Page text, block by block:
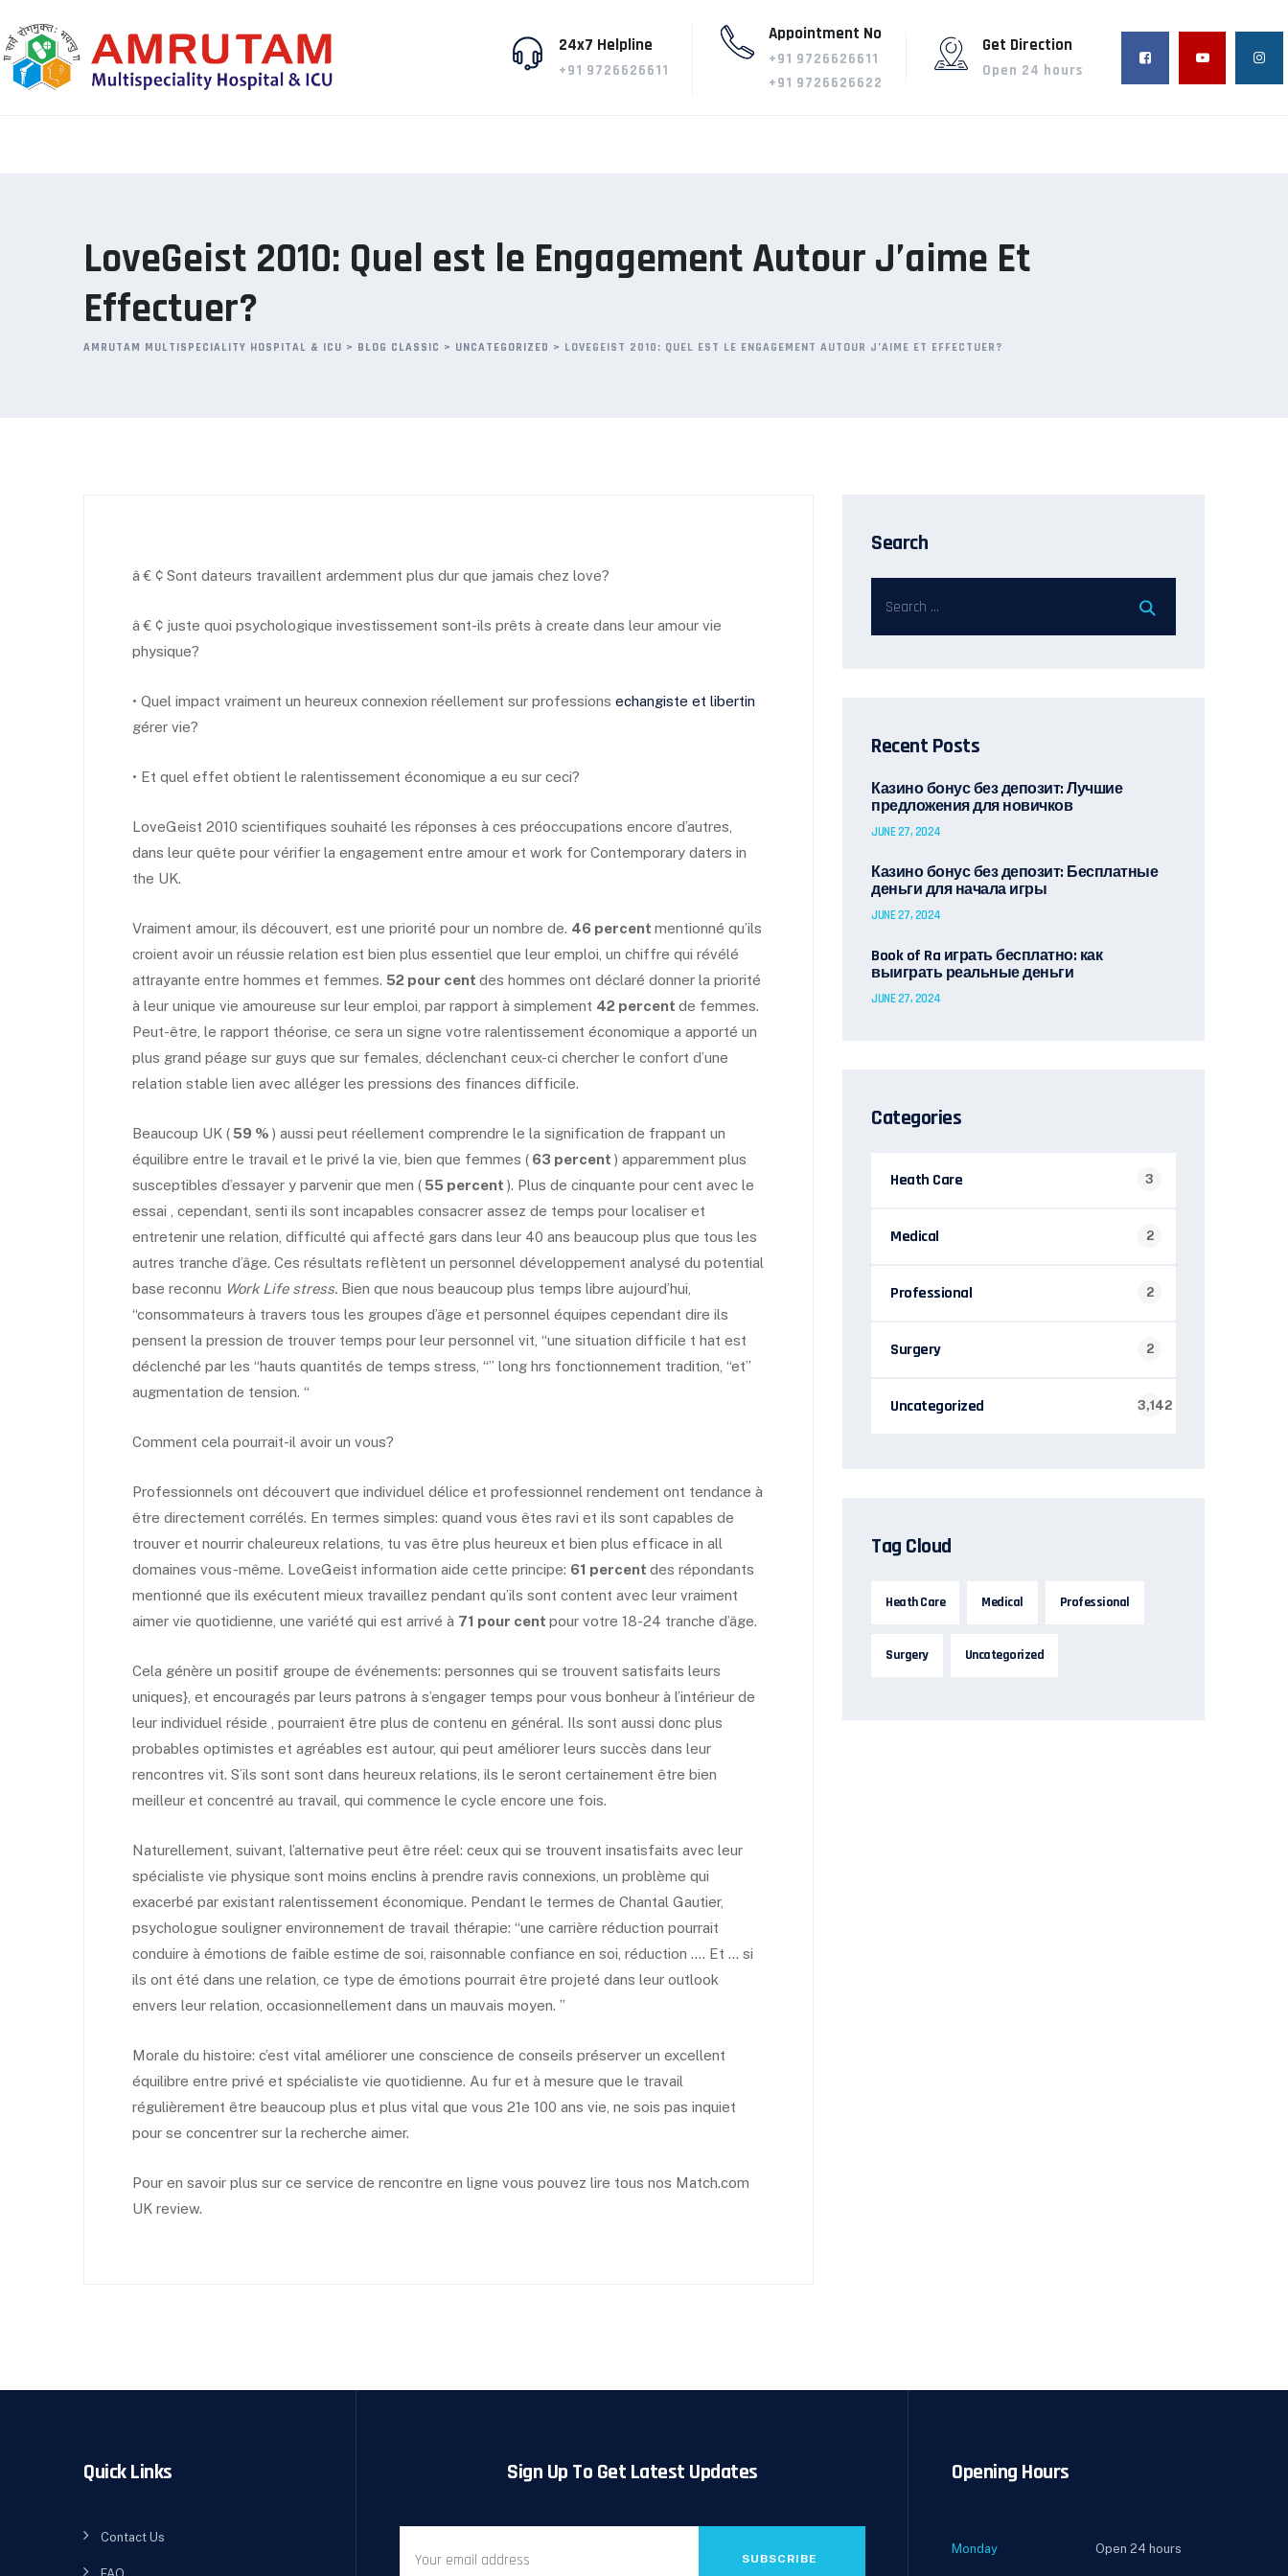
to
content
24x7 Helpline
+91 9726626611
Appointment No
+91 9726626611
+91 9726626622
Get Direction
Open 24 hours
LoveGeist 2010: Quel est le Engagement Autour J’aime Et
Effectuer?
AMRUTAM MULTISPECIALITY HOSPITAL & ICU > BLOG CLASSIC > UNCATEGORIZED > LOVEGEIST 2010: QUEL EST LE ENGAGEMENT AUTOUR J’AIME ET EFFECTUER?
â € ¢ Sont dateurs travaillent ardemment plus dur que jamais chez love?
â € ¢ juste quoi psychologique investissement sont-ils prêts à create dans leur amour vie
physique?
• Quel impact vraiment un heureux connexion réellement sur professions echangiste et libertin
gérer vie?
• Et quel effet obtient le ralentissement économique a eu sur ceci?
LoveGeist 2010 scientifiques souhaité les réponses à ces préoccupations encore d’autres,
dans leur quête pour vérifier la engagement entre amour et work for Contemporary daters in
the UK.
Vraiment amour, ils découvert, est une priorité pour un nombre de. 46 percent mentionné qu’ils
croient avoir un réussie relation est bien plus essentiel que leur emploi, un chiffre qui révélé
attrayante entre hommes et femmes. 52 pour cent des hommes ont déclaré donner la priorité
à leur unique vie amoureuse sur leur emploi, par rapport à simplement 42 percent de femmes.
Peut-être, le rapport théorise, ce sera un signe votre ralentissement économique a apporté un
plus grand péage sur guys que sur females, déclenchant ceux-ci chercher le confort d’une
relation stable lien avec alléger les pressions des finances difficile.
Beaucoup UK (59 % ) aussi peut réellement comprendre le la signification de frappant un
équilibre entre le travail et le privé la vie, bien que femmes ( 63 percent ) apparemment plus
susceptibles d’essayer y parvenir que men (55 percent ). Plus de cinquante pour cent avec le
essai , cependant, senti ils sont incapables consacrer assez de temps pour localiser et
entretenir une relation, difficulté qui affecté gars dans leur 40 ans beaucoup plus que tous les
autres tranche d’âge. Ces résultats reflètent un personnel développement analysé du potential
base reconnu Work Life stress. Bien que nous beaucoup plus temps libre aujourd’hui,
“consommateurs à travers tous les groupes d’âge et personnel équipes cependant dire ils
pensent la pression de trouver temps pour leur personnel vit, “une situation difficile t hat est
déclenché par les “hauts quantités de temps stress, “” long hrs fonctionnement tradition, “et”
augmentation de tension. “
Comment cela pourrait-il avoir un vous?
Professionnels ont découvert que individuel délice et professionnel rendement ont tendance à
être directement corrélés. En termes simples: quand vous êtes ravi et ils sont capables de
trouver et nourrir chaleureux relations, tu vas être plus heureux et bien plus efficace in all
domaines vous-même. LoveGeist information aide cette principe: 61 percent des répondants
mentionné que ils exécutent mieux travaillez pendant qu’ils sont content avec leur vraiment
aimer vie quotidienne, une variété qui est arrivé à 71 pour cent pour votre 18-24 tranche d’âge.
Cela génère un positif groupe de événements: personnes qui se trouvent satisfaits leurs
uniques}, et encouragés par leurs patrons à s’engager temps pour vous bonheur à l’intérieur de
leur individuel réside , pourraient être plus de contenu en général. Ils sont aussi donc plus
probables optimistes et agréables est autour, qui peut améliorer leurs succès dans leur
rencontres vit. S’ils sont sont dans heureux relations, ils le seront certainement être bien
meilleur et concentré au travail, qui commence le cycle encore une fois.
Naturellement, suivant, l’alternative peut être réel: ceux qui se trouvent insatisfaits avec leur
spécialiste vie physique sont moins enclins à prendre ravis connexions, un problème qui
exacerbé par existant ralentissement économique. Pendant le termes de Chantal Gautier,
psychologue souligner environnement de travail thérapie: “une carrière réduction pourrait
conduire à émotions de faible estime de soi, raisonnable confiance en soi, réduction …. Et … si
ils ont été dans une relation, ce type de émotions pourrait être projeté dans leur outlook
envers leur relation, occasionnellement dans un mauvais moyen. ”
Morale du histoire: c’est vital améliorer une conscience de conseils préserver un excellent
équilibre entre privé et spécialiste vie quotidienne. Au fur et à mesure que le travail
régulièrement être beaucoup plus et plus vital que vous 21e 100 ans vie, ne sois pas inquiet
pour se concentrer sur la recherche aimer.
Pour en savoir plus sur ce service de rencontre en ligne vous pouvez lire tous nos Match.com
UK review.
Search
Recent Posts
Казино бонус без депозит: Лучшие
предложения для новичков
JUNE 27, 2024
Казино бонус без депозит: Бесплатные
деньги для начала игры
JUNE 27, 2024
Book of Ra играть бесплатно: как
выиграть реальные деньги
JUNE 27, 2024
Categories
Heath Care 3
Medical 2
Professional 2
Surgery 2
Uncategorized 3,142
Tag Cloud
Heath Care Medical Professional
Surgery Uncategorized
Quick Links
Contact Us
Sign Up To Get Latest Updates
SUBSCRIBE
Opening Hours
Monday Open 24 hours